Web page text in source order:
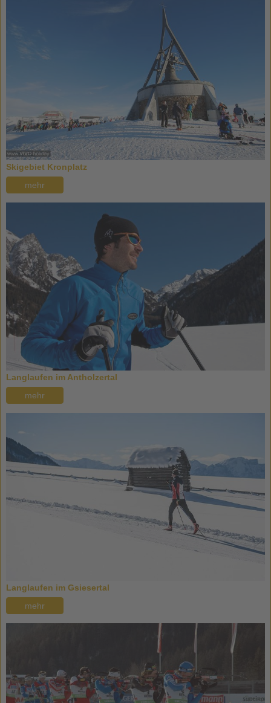
Skigebiet Kronplatz
mehr
Langlaufen im Antholzertal
mehr
Langlaufen im Gsiesertal
mehr